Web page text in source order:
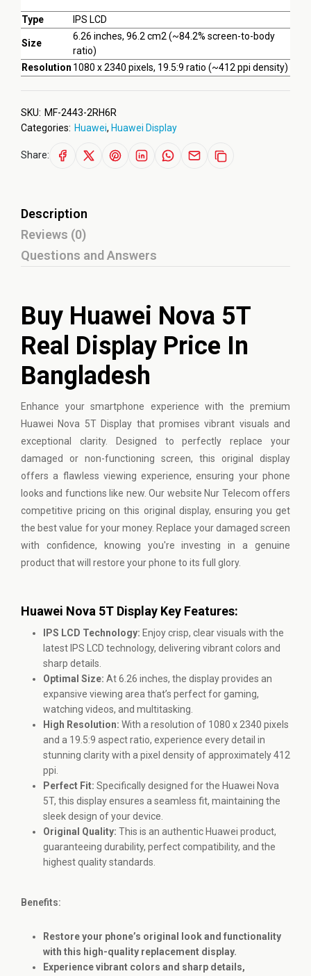
Type IPS LCD
Size
6.26 inches, 96.2 cm2 (~84.2% screen-to-body
ratio)
Resolution 1080 x 2340 pixels, 19.5:9 ratio (~412 ppi density)
SKU: MF-2443-2RH6R
Categories: Huawei, Huawei Display
Share:
Description
Reviews (0)
Questions and Answers
Buy Huawei Nova 5T
Real Display Price In
Bangladesh
Enhance your smartphone experience with the premium
Huawei Nova 5T Display that promises vibrant visuals and
exceptional clarity. Designed to perfectly replace your
damaged or non-functioning screen, this original display
offers a flawless viewing experience, ensuring your phone
looks and functions like new. Our website Nur Telecom offers
competitive pricing on this original display, ensuring you get
the best value for your money. Replace your damaged screen
with confidence, knowing you're investing in a genuine
product that will restore your phone to its full glory.
Huawei Nova 5T Display Key Features:
IPS LCD Technology: Enjoy crisp, clear visuals with the
latest IPS LCD technology, delivering vibrant colors and
sharp details.
Optimal Size: At 6.26 inches, the display provides an
expansive viewing area that’s perfect for gaming,
watching videos, and multitasking.
High Resolution: With a resolution of 1080 x 2340 pixels
and a 19.5:9 aspect ratio, experience every detail in
stunning clarity with a pixel density of approximately 412
ppi.
Perfect Fit: Specifically designed for the Huawei Nova
5T, this display ensures a seamless fit, maintaining the
sleek design of your device.
Original Quality: This is an authentic Huawei product,
guaranteeing durability, perfect compatibility, and the
highest quality standards.
Benefits:
Restore your phone’s original look and functionality
with this high-quality replacement display.
Experience vibrant colors and sharp details,